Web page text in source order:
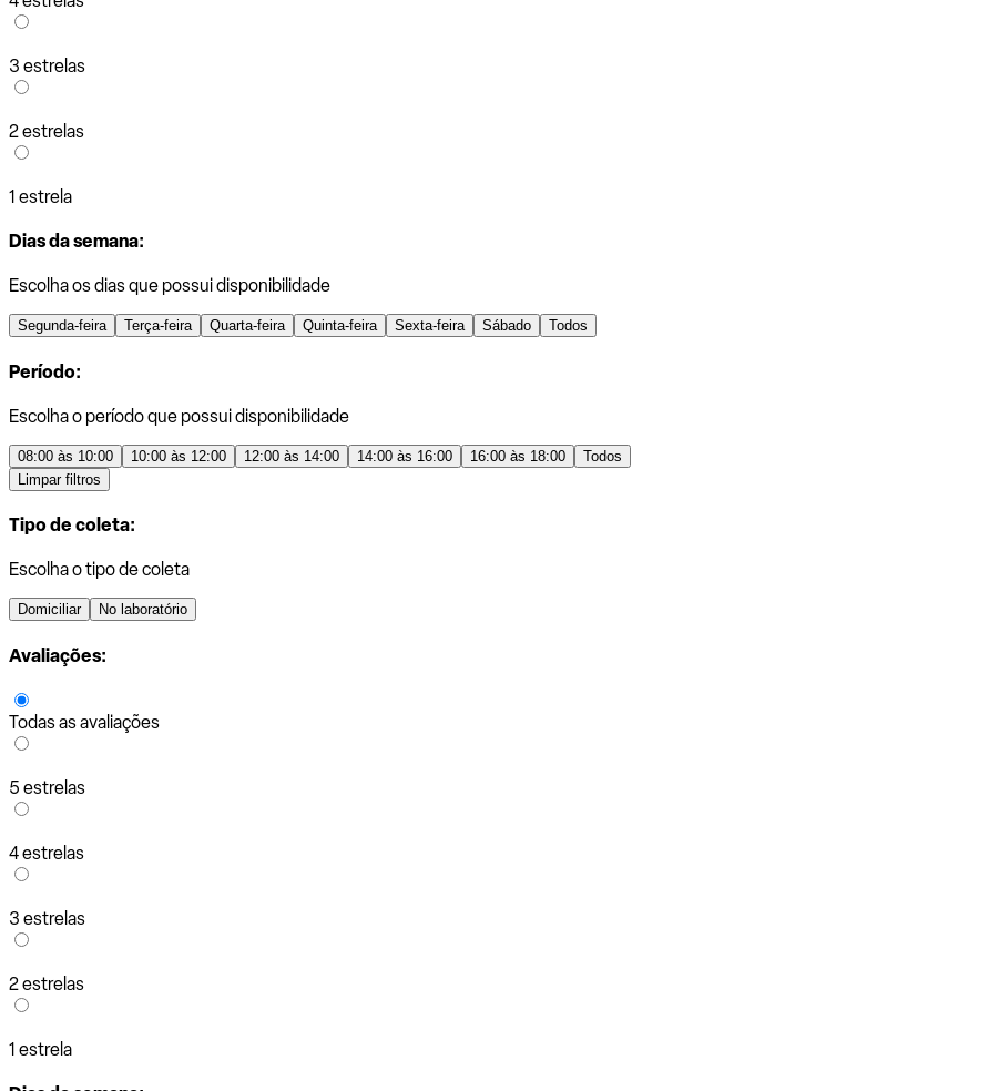
3 estrelas
2 estrelas
1 estrela
Dias da semana:
Escolha os dias que possui disponibilidade
Segunda-feira Terça-feira Quarta-feira Quinta-feira Sexta-feira Sábado Todos
Período:
Escolha o período que possui disponibilidade
08:00 às 10:00 10:00 às 12:00 12:00 às 14:00 14:00 às 16:00 16:00 às 18:00
Todos
Limpar filtros
Tipo de coleta:
Escolha o tipo de coleta
Domiciliar No laboratório
Avaliações:
Todas as avaliações
5 estrelas
4 estrelas
3 estrelas
2 estrelas
1 estrela